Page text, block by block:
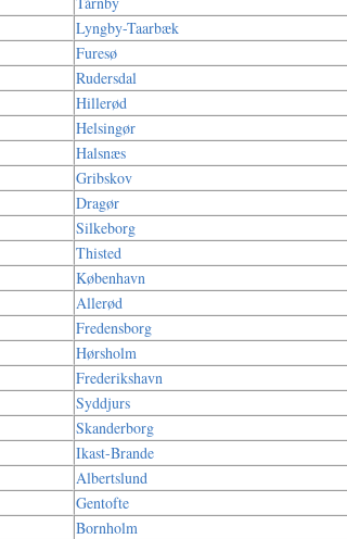
Lyngby-Taarbæk
Furesø
Rudersdal
Hillerød
Helsingør
Halsnæs
Gribskov
Dragør
Silkeborg
Thisted
København
Allerød
Fredensborg
Hørsholm
Frederikshavn
Syddjurs
Skanderborg
Ikast-Brande
Albertslund
Gentofte
Bornholm